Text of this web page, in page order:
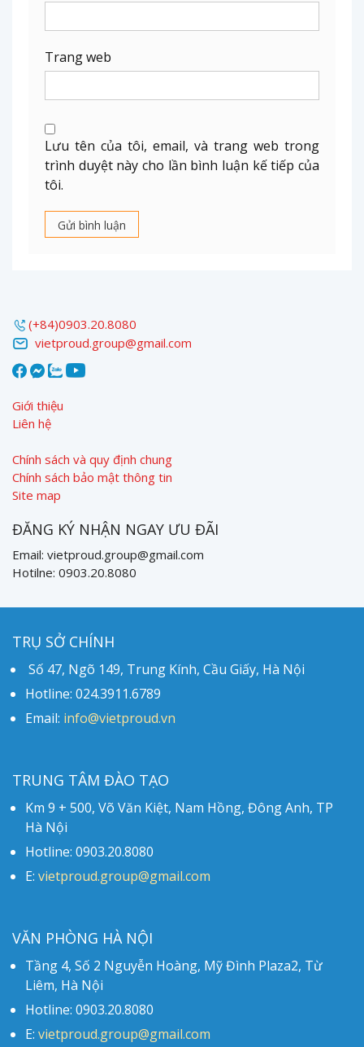
Trang web
Lưu tên của tôi, email, và trang web trong
trình duyệt này cho lần bình luận kế tiếp của
tôi.
(+84)0903.20.8080
vietproud.group@gmail.com
Giới thiệu
Liên hệ
Chính sách và quy định chung
Chính sách bảo mật thông tin
Site map
ĐĂNG KÝ NHẬN NGAY ƯU ĐÃI
Email: vietproud.group@gmail.com
Hotilne: 0903.20.8080
TRỤ SỞ CHÍNH
Số 47, Ngõ 149, Trung Kính, Cầu Giấy, Hà Nội
Hotline: 024.3911.6789
Email: info@vietproud.vn
TRUNG TÂM ĐÀO TẠO
Km 9 + 500, Võ Văn Kiệt, Nam Hồng, Đông Anh, TP
Hà Nội
Hotline: 0903.20.8080
E: vietproud.group@gmail.com
VĂN PHÒNG HÀ NỘI
Tầng 4, Số 2 Nguyễn Hoàng, Mỹ Đình Plaza2, Từ
Liêm, Hà Nội
Hotline: 0903.20.8080
E: vietproud.group@gmail.com